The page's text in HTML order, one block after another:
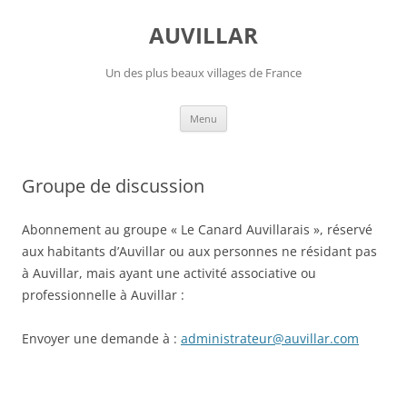
AUVILLAR
Un des plus beaux villages de France
Menu
Groupe de discussion
Abonnement au groupe « Le Canard Auvillarais », réservé
aux habitants d’Auvillar ou aux personnes ne résidant pas
à Auvillar, mais ayant une activité associative ou
professionnelle à Auvillar :
Envoyer une demande à : administrateur@auvillar.com